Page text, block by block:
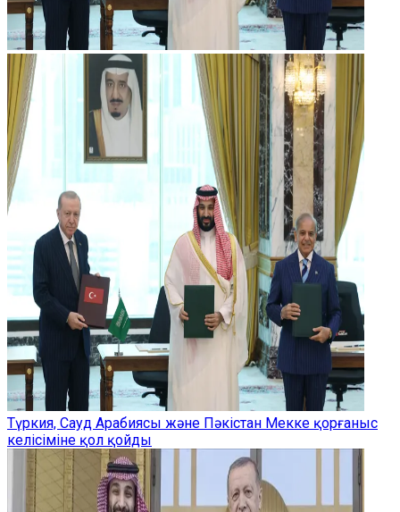
Түркия, Сауд Арабиясы және Пәкістан Мекке қорғаныс
келісіміне қол қойды